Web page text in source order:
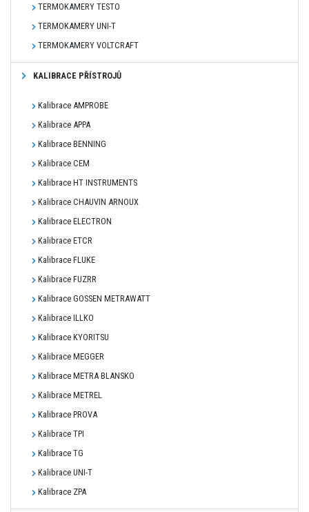
TERMOKAMERY TESTO
TERMOKAMERY UNI-T
TERMOKAMERY VOLTCRAFT
KALIBRACE PŘÍSTROJŮ
Kalibrace AMPROBE
Kalibrace APPA
Kalibrace BENNING
Kalibrace CEM
Kalibrace HT INSTRUMENTS
Kalibrace CHAUVIN ARNOUX
Kalibrace ELECTRON
Kalibrace ETCR
Kalibrace FLUKE
Kalibrace FUZRR
Kalibrace GOSSEN METRAWATT
Kalibrace ILLKO
Kalibrace KYORITSU
Kalibrace MEGGER
Kalibrace METRA BLANSKO
Kalibrace METREL
Kalibrace PROVA
Kalibrace TPI
Kalibrace TG
Kalibrace UNI-T
Kalibrace ZPA